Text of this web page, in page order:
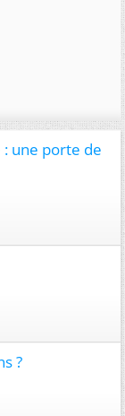
: une porte de
?